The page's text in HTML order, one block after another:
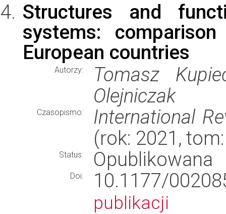
Structures and
systems:
European countries
Autorzy:
Tomasz
Olejniczak
Czasopismo:
International
(rok: 2021,
Status: Opublikowana
Doi: 10.1177/
publikacji